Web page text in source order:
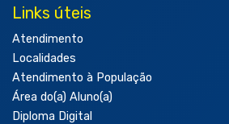
Links úteis
Atendimento
Localidades
Atendimento à População
Área do(a) Aluno(a)
Diploma Digital